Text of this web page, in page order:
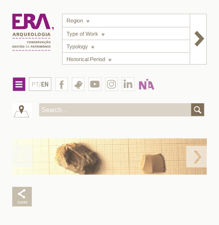
Region
Type of Work
Typology
Historical Period
PT/EN